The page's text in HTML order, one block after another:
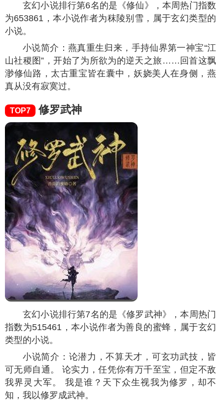
玄幻小说排行第6名的是《修仙》，本周热门指数
为653861 ，本小说作者为秣陵别雪，属于玄幻类型的
小说。
小说简介：燕真重生归来，手持仙界第一神宝“江
山社稷图”，开始了为所欲为的逆天之旅……回首这飘
渺修仙路，太古重宝皆在囊中，妖娆美人在身侧，燕
真从没有寂寞过。
TOP7 修罗武神
玄幻小说排行第7名的是《修罗武神》，本周热门
指数为515461 ，本小说作者为善良的蜜蜂，属于玄幻
类型的小说。
小说简介：论潜力，不算天才，可玄功武技，皆
可无师自通。 论实力，任凭你有万千至宝，但定不敌
我界灵大军。 我是谁？天下众生视我为修罗，却不
知，我以修罗成武神。